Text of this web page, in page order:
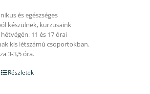
és egészséges
készülnek, kurzusaink
11 és 17 órai
kis létszámú csoportokban.
3-3,5 óra.
Részletek